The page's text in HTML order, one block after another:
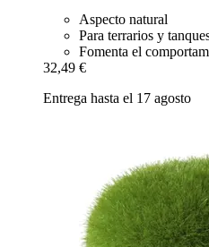
Aspecto natural
Para terrarios y
Fomenta el
32,49 €
Entrega hasta el 17 agosto